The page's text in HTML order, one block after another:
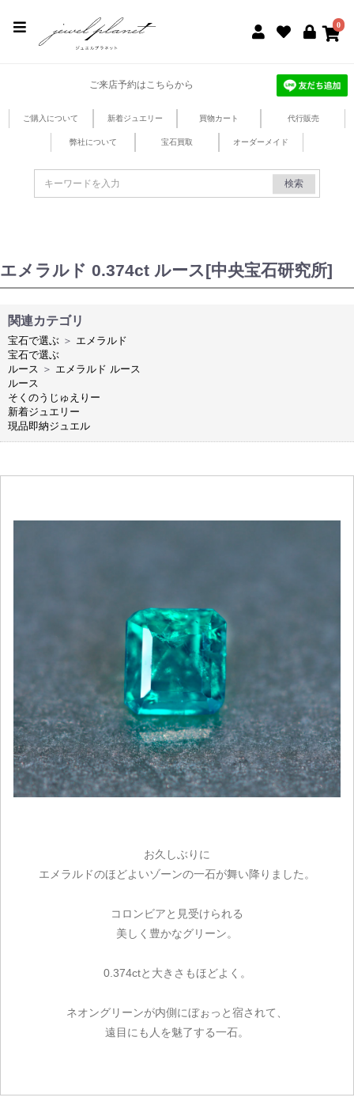
0
ご来店予約はこちらから
ご購入について 新着ジュエリー 買物カート 代行販売
弊社について 宝石買取 オーダーメイド
検索
エメラルド 0.374ct ルース[中央宝石研究所]
関連カテゴリ
宝石で選ぶ ＞ エメラルド
宝石で選ぶ
ルース ＞ エメラルド ルース
ルース
そくのうじゅえりー
新着ジュエリー
現品即納ジュエル
お久しぶりに
エメラルドのほどよいゾーンの一石が舞い降りました。
コロンビアと見受けられる
美しく豊かなグリーン。
0.374ctと大きさもほどよく。
ネオングリーンが内側にぼぉっと宿されて、
遠目にも人を魅了する一石。